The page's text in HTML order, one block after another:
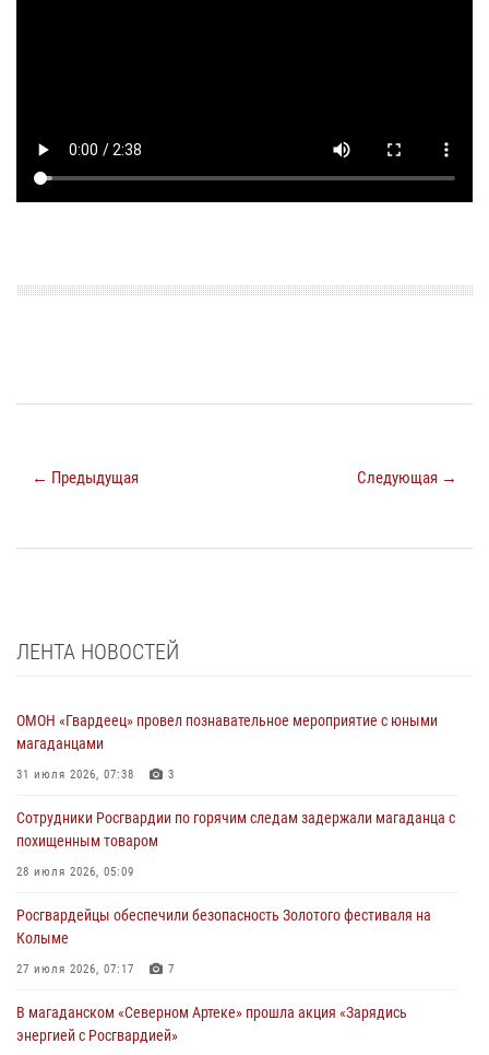
← Предыдущая Следующая →
ЛЕНТА НОВОСТЕЙ
ОМОН «Гвардеец» провел познавательное мероприятие с юными
магаданцами
31 июля 2026, 07:38 3
Сотрудники Росгвардии по горячим следам задержали магаданца с
похищенным товаром
28 июля 2026, 05:09
Росгвардейцы обеспечили безопасность Золотого фестиваля на
Колыме
27 июля 2026, 07:17 7
В магаданском «Северном Артеке» прошла акция «Зарядись
энергией с Росгвардией»